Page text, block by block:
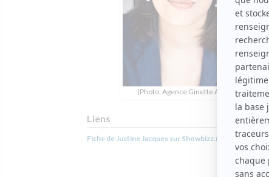
(Photo: Agence Ginette Achim)
Liens
Fiche de Justine Jacques sur Showbizz.net